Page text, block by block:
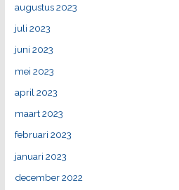
augustus 2023
juli 2023
juni 2023
mei 2023
april 2023
maart 2023
februari 2023
januari 2023
december 2022